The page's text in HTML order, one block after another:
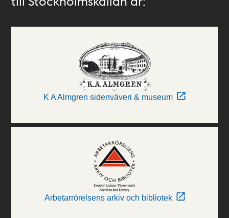
K A Almgren sidenväveri & museum
Arbetarrörelsens arkiv och bibliotek